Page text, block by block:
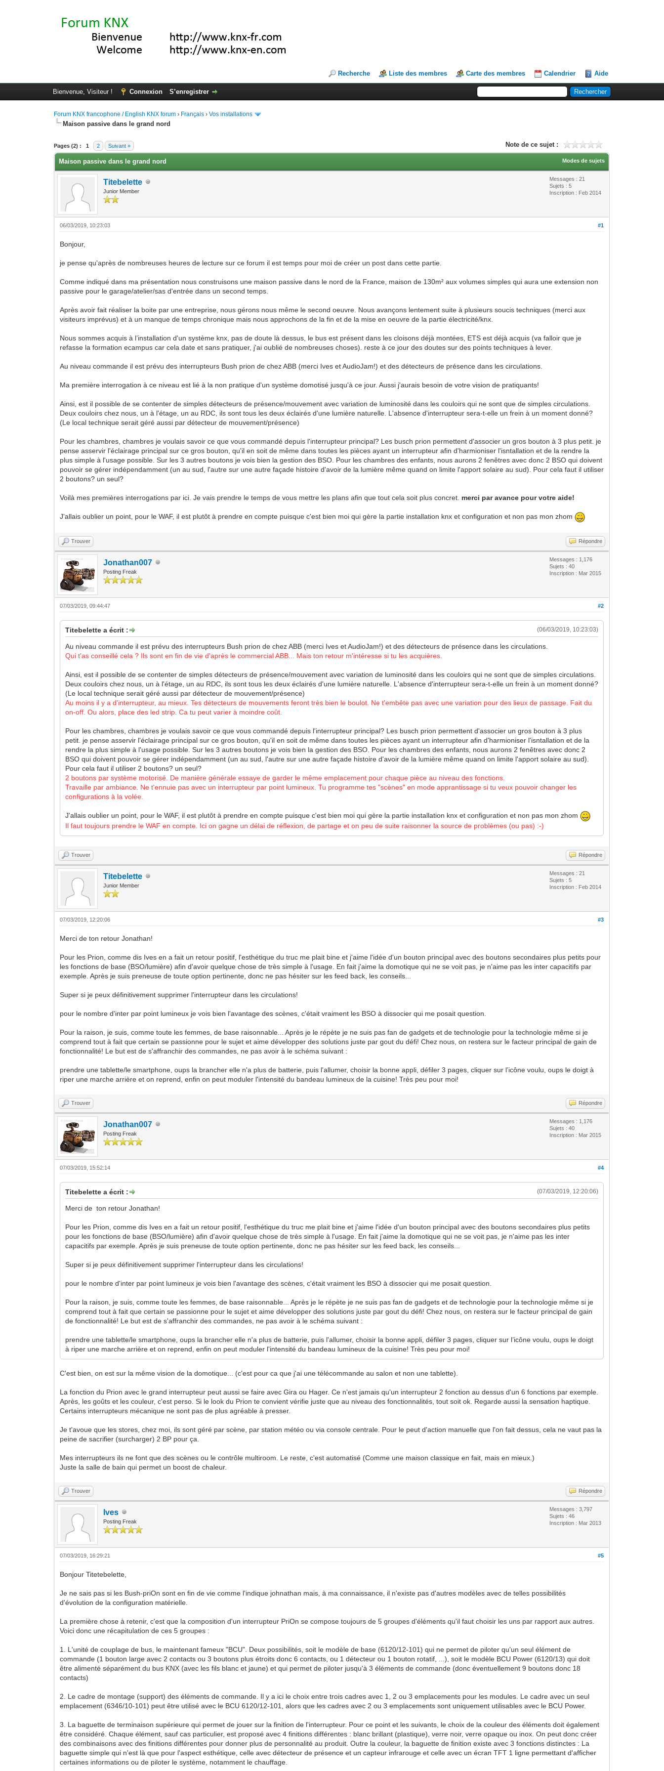
Recherche Liste des membres Carte des membres Calendrier Aide
Bienvenue, Visiteur ! Connexion S’enregistrer
Forum KNX francophone / English KNX forum › Français ›Vos installations
Maison passive dans le grand nord
Pages (2) : 1 2 Suivant » Note de ce sujet :
Moyenne : 0 (0 vote(s))
1
2
3
4
5
Modes de sujets
Maison passive dans le grand nord
Titebelette
Junior Member
Messages : 21
Sujets : 5
Inscription : Feb 2014
#1
06/03/2019, 10:23:03
Bonjour,
je pense qu'après de nombreuses heures de lecture sur ce forum il est temps pour moi de créer un post dans cette partie.
Comme indiqué dans ma présentation nous construisons une maison passive dans le nord de la France, maison de 130m² aux volumes simples qui aura une extension non
passive pour le garage/atelier/sas d'entrée dans un second temps.
Après avoir fait réaliser la boite par une entreprise, nous gérons nous même le second oeuvre. Nous avançons lentement suite à plusieurs soucis techniques (merci aux
visiteurs imprévus) et à un manque de temps chronique mais nous approchons de la fin et de la mise en oeuvre de la partie électricité/knx.
Nous sommes acquis à l’installation d'un système knx, pas de doute là dessus, le bus est présent dans les cloisons déjà montées, ETS est déjà acquis (va falloir que je
refasse la formation ecampus car cela date et sans pratiquer, j'ai oublié de nombreuses choses). reste à ce jour des doutes sur des points techniques à lever.
Au niveau commande il est prévu des interrupteurs Bush prion de chez ABB (merci Ives et AudioJam!) et des détecteurs de présence dans les circulations.
Ma première interrogation à ce niveau est lié à la non pratique d'un système domotisé jusqu'à ce jour. Aussi j'aurais besoin de votre vision de pratiquants!
Ainsi, est il possible de se contenter de simples détecteurs de présence/mouvement avec variation de luminosité dans les couloirs qui ne sont que de simples circulations.
Deux couloirs chez nous, un à l'étage, un au RDC, ils sont tous les deux éclairés d'une lumière naturelle. L'absence d'interrupteur sera-t-elle un frein à un moment donné?
(Le local technique serait géré aussi par détecteur de mouvement/présence)
Pour les chambres, chambres je voulais savoir ce que vous commandé depuis l'interrupteur principal? Les busch prion permettent d'associer un gros bouton à 3 plus petit. je
pense asservir l'éclairage principal sur ce gros bouton, qu'il en soit de même dans toutes les pièces ayant un interrupteur afin d'harmioniser l'isntallation et de la rendre la
plus simple à l'usage possible. Sur les 3 autres boutons je vois bien la gestion des BSO. Pour les chambres des enfants, nous aurons 2 fenêtres avec donc 2 BSO qui doivent
pouvoir se gérer indépendamment (un au sud, l'autre sur une autre façade histoire d'avoir de la lumière même quand on limite l'apport solaire au sud). Pour cela faut il utiliser
2 boutons? un seul?
Voilà mes premières interrogations par ici. Je vais prendre le temps de vous mettre les plans afin que tout cela soit plus concret. merci par avance pour votre aide!
J'allais oublier un point, pour le WAF, il est plutôt à prendre en compte puisque c'est bien moi qui gère la partie installation knx et configuration et non pas mon zhom
Trouver Répondre
Jonathan007
Posting Freak
Messages : 1,176
Sujets : 40
Inscription : Mar 2015
#2
07/03/2019, 09:44:47
(06/03/2019, 10:23:03)
Titebelette a écrit :
Au niveau commande il est prévu des interrupteurs Bush prion de chez ABB (merci Ives et AudioJam!) et des détecteurs de présence dans les circulations.
Qui t'as conseillé cela ? Ils sont en fin de vie d'après le commercial ABB... Mais ton retour m'intéresse si tu les acquières.
Ainsi, est il possible de se contenter de simples détecteurs de présence/mouvement avec variation de luminosité dans les couloirs qui ne sont que de simples circulations.
Deux couloirs chez nous, un à l'étage, un au RDC, ils sont tous les deux éclairés d'une lumière naturelle. L'absence d'interrupteur sera-t-elle un frein à un moment donné?
(Le local technique serait géré aussi par détecteur de mouvement/présence)
Au moins il y a d'interrupteur, au mieux. Tes détecteurs de mouvements feront très bien le boulot. Ne t'embête pas avec une variation pour des lieux de passage. Fait du
on-off. Ou alors, place des led strip. Ca tu peut varier à moindre coût.
Pour les chambres, chambres je voulais savoir ce que vous commandé depuis l'interrupteur principal? Les busch prion permettent d'associer un gros bouton à 3 plus
petit. je pense asservir l'éclairage principal sur ce gros bouton, qu'il en soit de même dans toutes les pièces ayant un interrupteur afin d'harmioniser l'isntallation et de la
rendre la plus simple à l'usage possible. Sur les 3 autres boutons je vois bien la gestion des BSO. Pour les chambres des enfants, nous aurons 2 fenêtres avec donc 2
BSO qui doivent pouvoir se gérer indépendamment (un au sud, l'autre sur une autre façade histoire d'avoir de la lumière même quand on limite l'apport solaire au sud).
Pour cela faut il utiliser 2 boutons? un seul?
2 boutons par système motorisé. De manière générale essaye de garder le même emplacement pour chaque pièce au niveau des fonctions.
Travaille par ambiance. Ne t'ennuie pas avec un interrupteur par point lumineux. Tu programme tes "scènes" en mode apprantissage si tu veux pouvoir changer les
configurations à la volée.
J'allais oublier un point, pour le WAF, il est plutôt à prendre en compte puisque c'est bien moi qui gère la partie installation knx et configuration et non pas mon zhom
Il faut toujours prendre le WAF en compte. Ici on gagne un délai de réflexion, de partage et on peu de suite raisonner la source de problèmes (ou pas) :-)
Trouver Répondre
Titebelette
Junior Member
Messages : 21
Sujets : 5
Inscription : Feb 2014
#3
07/03/2019, 12:20:06
Merci de ton retour Jonathan!
Pour les Prion, comme dis Ives en a fait un retour positif, l'esthétique du truc me plait bine et j'aime l'idée d'un bouton principal avec des boutons secondaires plus petits pour
les fonctions de base (BSO/lumière) afin d'avoir quelque chose de très simple à l'usage. En fait j'aime la domotique qui ne se voit pas, je n'aime pas les inter capacitifs par
exemple. Après je suis preneuse de toute option pertinente, donc ne pas hésiter sur les feed back, les conseils...
Super si je peux définitivement supprimer l'interrupteur dans les circulations!
pour le nombre d'inter par point lumineux je vois bien l'avantage des scènes, c'était vraiment les BSO à dissocier qui me posait question.
Pour la raison, je suis, comme toute les femmes, de base raisonnable... Après je le répète je ne suis pas fan de gadgets et de technologie pour la technologie même si je
comprend tout à fait que certain se passionne pour le sujet et aime développer des solutions juste par gout du défi! Chez nous, on restera sur le facteur principal de gain de
fonctionnalité! Le but est de s'affranchir des commandes, ne pas avoir à le schéma suivant :
prendre une tablette/le smartphone, oups la brancher elle n'a plus de batterie, puis l'allumer, choisir la bonne appli, défiler 3 pages, cliquer sur l’icône voulu, oups le doigt à
riper une marche arrière et on reprend, enfin on peut moduler l'intensité du bandeau lumineux de la cuisine! Très peu pour moi!
Trouver Répondre
Jonathan007
Posting Freak
Messages : 1,176
Sujets : 40
Inscription : Mar 2015
#4
07/03/2019, 15:52:14
(07/03/2019, 12:20:06)
Titebelette a écrit :
Merci de ton retour Jonathan!
Pour les Prion, comme dis Ives en a fait un retour positif, l'esthétique du truc me plait bine et j'aime l'idée d'un bouton principal avec des boutons secondaires plus petits
pour les fonctions de base (BSO/lumière) afin d'avoir quelque chose de très simple à l'usage. En fait j'aime la domotique qui ne se voit pas, je n'aime pas les inter
capacitifs par exemple. Après je suis preneuse de toute option pertinente, donc ne pas hésiter sur les feed back, les conseils...
Super si je peux définitivement supprimer l'interrupteur dans les circulations!
pour le nombre d'inter par point lumineux je vois bien l'avantage des scènes, c'était vraiment les BSO à dissocier qui me posait question.
Pour la raison, je suis, comme toute les femmes, de base raisonnable... Après je le répète je ne suis pas fan de gadgets et de technologie pour la technologie même si je
comprend tout à fait que certain se passionne pour le sujet et aime développer des solutions juste par gout du défi! Chez nous, on restera sur le facteur principal de gain
de fonctionnalité! Le but est de s'affranchir des commandes, ne pas avoir à le schéma suivant :
prendre une tablette/le smartphone, oups la brancher elle n'a plus de batterie, puis l'allumer, choisir la bonne appli, défiler 3 pages, cliquer sur l’icône voulu, oups le doigt
à riper une marche arrière et on reprend, enfin on peut moduler l'intensité du bandeau lumineux de la cuisine! Très peu pour moi!
C'est bien, on est sur la même vision de la domotique... (c'est pour ca que j'ai une télécommande au salon et non une tablette).
La fonction du Prion avec le grand interrupteur peut aussi se faire avec Gira ou Hager. Ce n'est jamais qu'un interrupteur 2 fonction au dessus d'un 6 fonctions par exemple.
Après, les goûts et les couleur, c'est perso. Si le look du Prion te convient vérifie juste que au niveau des fonctionnalités, tout soit ok. Regarde aussi la sensation haptique.
Certains interrupteurs mécanique ne sont pas de plus agréable à presser.
Je t'avoue que les stores, chez moi, ils sont géré par scène, par station météo ou via console centrale. Pour le peut d'action manuelle que l'on fait dessus, cela ne vaut pas la
peine de sacrifier (surcharger) 2 BP pour ça.
Mes interrupteurs ils ne font que des scènes ou le contrôle multiroom. Le reste, c'est automatisé (Comme une maison classique en fait, mais en mieux.)
Juste la salle de bain qui permet un boost de chaleur.
Trouver Répondre
Ives
Posting Freak
Messages : 3,797
Sujets : 46
Inscription : Mar 2013
#5
07/03/2019, 16:29:21
Bonjour Titetebelette,
Je ne sais pas si les Bush-priOn sont en fin de vie comme l'indique johnathan mais, à ma connaissance, il n'existe pas d'autres modèles avec de telles possibilités
d'évolution de la configuration matérielle.
La première chose à retenir, c'est que la composition d'un interrupteur PriOn se compose toujours de 5 groupes d'éléments qu'il faut choisir les uns par rapport aux autres.
Voici donc une récapitulation de ces 5 groupes :
1. L'unité de couplage de bus, le maintenant fameux "BCU". Deux possibilités, soit le modèle de base (6120/12-101) qui ne permet de piloter qu'un seul élément de
commande (1 bouton large avec 2 contacts ou 3 boutons plus étroits donc 6 contacts, ou 1 détecteur ou 1 bouton rotatif, ...), soit le modèle BCU Power (6120/13) qui doit
être alimenté séparément du bus KNX (avec les fils blanc et jaune) et qui permet de piloter jusqu'à 3 éléments de commande (donc éventuellement 9 boutons donc 18
contacts)
2. Le cadre de montage (support) des éléments de commande. Il y a ici le choix entre trois cadres avec 1, 2 ou 3 emplacements pour les modules. Le cadre avec un seul
emplacement (6346/10-101) peut être utilisé avec le BCU 6120/12-101, alors que les cadres avec 2 ou 3 emplacements sont uniquement utilisables avec le BCU Power.
3. La baguette de terminaison supérieure qui permet de jouer sur la finition de l'interrupteur. Pour ce point et les suivants, le choix de la couleur des éléments doit également
être considéré. Chaque élément, sauf cas particulier, est proposé avec 4 finitions différentes : blanc brillant (plastique), verre noir, verre opaque ou inox. On peut donc créer
des combinaisons avec des finitions différentes pour donner plus de personnalité au produit. Outre la couleur, la baguette de finition existe avec 3 fonctions distinctes : La
baguette simple qui n'est là que pour l'aspect esthétique, celle avec détecteur de présence et un capteur infrarouge et celle avec un écran TFT 1 ligne permettant d'afficher
certaines informations ou de piloter le système, notamment le chauffage.